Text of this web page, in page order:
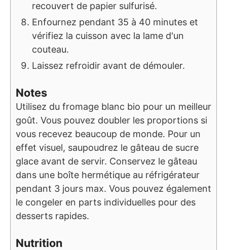
recouvert de papier sulfurisé.
Enfournez pendant 35 à 40 minutes et
vérifiez la cuisson avec la lame d'un
couteau.
Laissez refroidir avant de démouler.
Notes
Utilisez du fromage blanc bio pour un meilleur
goût. Vous pouvez doubler les proportions si
vous recevez beaucoup de monde. Pour un
effet visuel, saupoudrez le gâteau de sucre
glace avant de servir. Conservez le gâteau
dans une boîte hermétique au réfrigérateur
pendant 3 jours max. Vous pouvez également
le congeler en parts individuelles pour des
desserts rapides.
Nutrition